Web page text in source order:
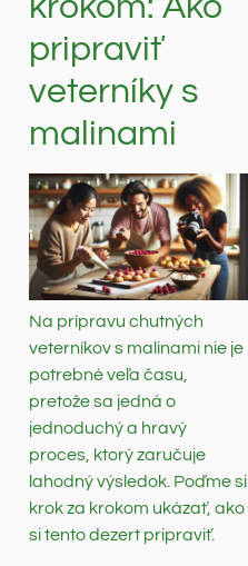
krokom: Ako
pripraviť
veterníky s
malinami
Na prípravu chutných
veterníkov s malinami nie je
potrebné veľa času,
pretože sa jedná o
jednoduchý a hravý
proces, ktorý zaručuje
lahodný výsledok. Poďme si
krok za krokom ukázať, ako
si tento dezert pripraviť.